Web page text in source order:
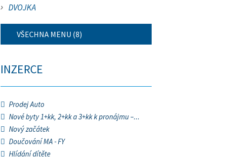
DVOJKA
VŠECHNA MENU (8)
INZERCE
Prodej Auto
Nové byty 1+kk, 2+kk a 3+kk k pronájmu –...
Nový začátek
Doučování MA - FY
Hlídání dítěte